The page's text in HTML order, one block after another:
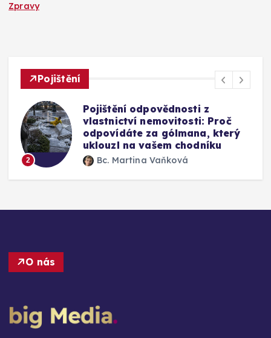
Zpravy
Pojištění
3
Mýty o pojištění skel u auta:
Vyplatí se připlatit si za přední
okno a jak funguje oprava bez
výměny
Bc. Martina Vaňková
O nás